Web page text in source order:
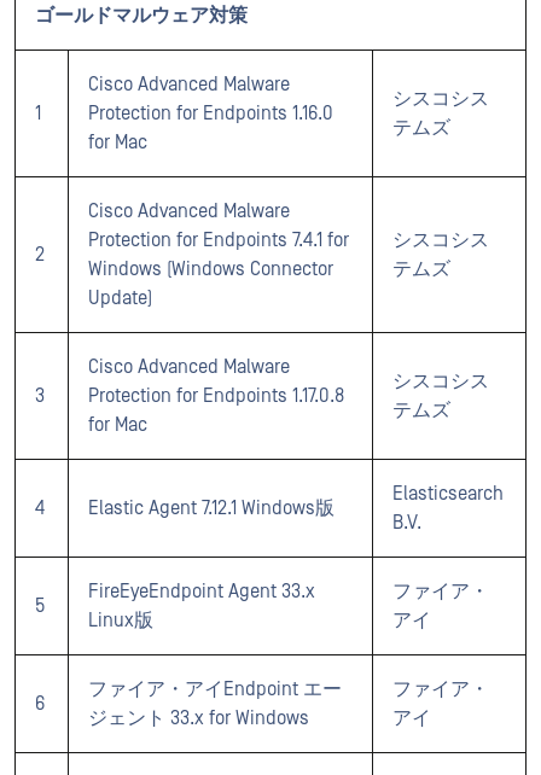
ゴールドマルウェア対策
1
Cisco Advanced Malware
Protection for Endpoints 1.16.0
for Mac
シスコシス
テムズ
2
Cisco Advanced Malware
Protection for Endpoints 7.4.1 for
Windows (Windows Connector
Update)
シスコシス
テムズ
3
Cisco Advanced Malware
Protection for Endpoints 1.17.0.8
for Mac
シスコシス
テムズ
4 Elastic Agent 7.12.1 Windows版
Elasticsearch
B.V.
5
FireEyeEndpoint Agent 33.x
Linux版
ファイア・
アイ
6
ファイア・アイEndpoint エー
ジェント 33.x for Windows
ファイア・
アイ